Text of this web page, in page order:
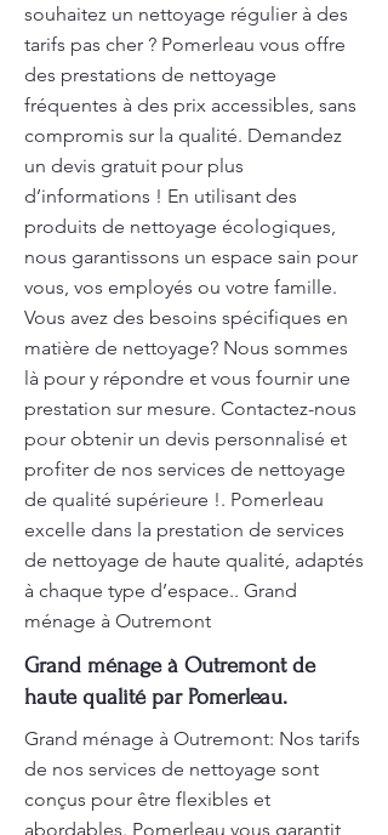
souhaitez un nettoyage régulier à des
tarifs pas cher ? Pomerleau vous offre
des prestations de nettoyage
fréquentes à des prix accessibles, sans
compromis sur la qualité. Demandez
un devis gratuit pour plus
d’informations ! En utilisant des
produits de nettoyage écologiques,
nous garantissons un espace sain pour
vous, vos employés ou votre famille.
Vous avez des besoins spécifiques en
matière de nettoyage? Nous sommes
là pour y répondre et vous fournir une
prestation sur mesure. Contactez-nous
pour obtenir un devis personnalisé et
profiter de nos services de nettoyage
de qualité supérieure !. Pomerleau
excelle dans la prestation de services
de nettoyage de haute qualité, adaptés
à chaque type d’espace.. Grand
ménage à Outremont
Grand ménage à Outremont de
haute qualité par Pomerleau.
Grand ménage à Outremont: Nos tarifs
de nos services de nettoyage sont
conçus pour être flexibles et
abordables. Pomerleau vous garantit